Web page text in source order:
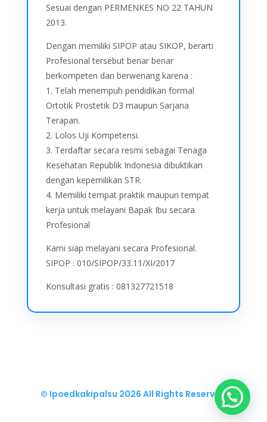
Sesuai dengan PERMENKES NO 22 TAHUN
2013.
Dengan memiliki SIPOP atau SIKOP, berarti
Profesional tersebut benar benar
berkompeten dan berwenang karena :
1. Telah menempuh pendidikan formal
Ortotik Prostetik D3 maupun Sarjana
Terapan.
2. Lolos Uji Kompetensi.
3. Terdaftar secara resmi sebagai Tenaga
Kesehatan Republik Indonesia dibuktikan
dengan kepemilikan STR.
4. Memiliki tempat praktik maupun tempat
kerja untuk melayani Bapak Ibu secara
Profesional
Kami siap melayani secara Profesional.
SIPOP : 010/SIPOP/33.11/XI/2017
Konsultasi gratis : 081327721518
© Ipoedkakipalsu 2026 All Rights Reserved